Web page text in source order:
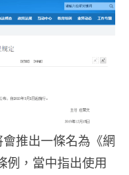
推出一條名為《網
例，當中指出使用